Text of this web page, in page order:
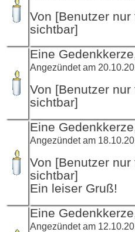
Von [Benutzer
sichtbar]
Eine
Angezündet am
Von [Benutzer
sichtbar]
Eine
Angezündet am
Von [Benutzer
sichtbar]
Ein leiser Gruß!
Eine
Angezündet am